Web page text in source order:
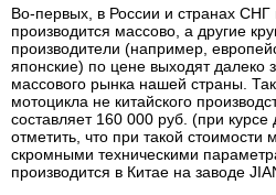
Во-первых, в России и странах СНГ
производится массово, а другие
производители (например,
японские) по цене выходят далеко
массового рынка нашей страны.
мотоцикла не китайского
составляет 160 000 руб. (при
отметить, что при такой стоимости
скромными техническими
производится в Китае на заводе